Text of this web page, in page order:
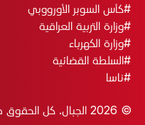
#كأس السوبر الأورووبي
#وزارة التربية العراقية
#وزارة الكهرباء
#السلطة القضائية
#ناسا
© 2026 الجبال. كل الحقوق محفوظة.